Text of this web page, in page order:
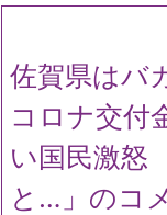
佐賀県は
コロナ交付
い国民激怒
と…」のコ